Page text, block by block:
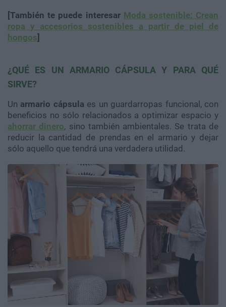
[También te puede interesar Moda sostenible: Crean
ropa y accesorios sostenibles a partir de piel de
hongos]
¿QUÉ ES UN ARMARIO CÁPSULA Y PARA QUÉ
SIRVE?
Un armario cápsula es un guardarropas funcional, con
beneficios no sólo relacionados a optimizar espacio y
ahorrar dinero, sino también ambientales. Se trata de
reducir la cantidad de prendas en el armario y dejar
sólo aquello que tendrá una verdadera utilidad.